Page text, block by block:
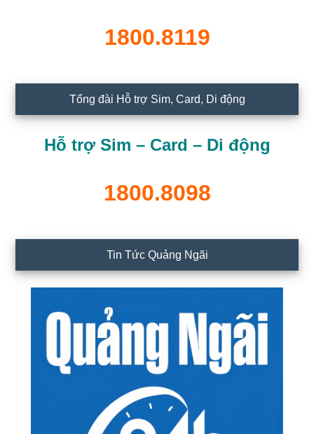
1800.8119
Tổng đài Hỗ trợ Sim, Card, Di động
Hỗ trợ Sim – Card – Di động
1800.8098
Tin Tức Quảng Ngãi